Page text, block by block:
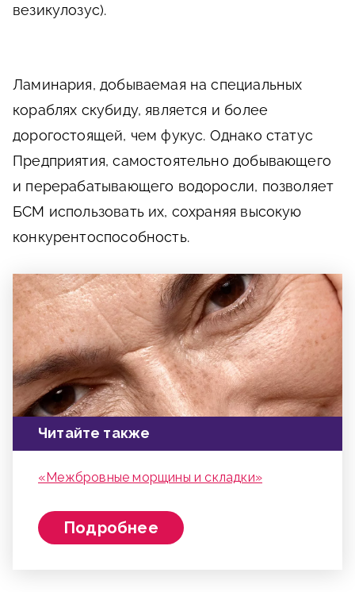
везикулозус).
Ламинария, добываемая на специальных
кораблях скубиду, является и более
дорогостоящей, чем фукус. Однако статус
Предприятия, самостоятельно добывающего
и перерабатывающего водоросли, позволяет
БСМ использовать их, сохраняя высокую
конкурентоспособность.
Читайте также
«Межбровные морщины и складки»
Подробнее